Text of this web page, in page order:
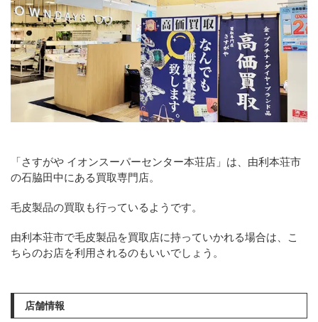
「さすがや イオンスーパーセンター本荘店」は、由利本荘市
の石脇田中にある買取専門店。
毛皮製品の買取も行っているようです。
由利本荘市で毛皮製品を買取店に持っていかれる場合は、こ
ちらのお店を利用されるのもいいでしょう。
店舗情報